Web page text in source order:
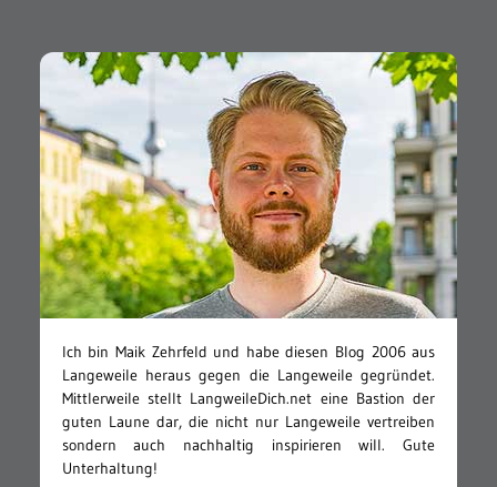
Ich bin Maik Zehrfeld und habe diesen Blog 2006 aus
Langeweile heraus gegen die Langeweile gegründet.
Mittlerweile stellt LangweileDich.net eine Bastion der
guten Laune dar, die nicht nur Langeweile vertreiben
sondern auch nachhaltig inspirieren will. Gute
Unterhaltung!